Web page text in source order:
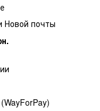
Новой почты